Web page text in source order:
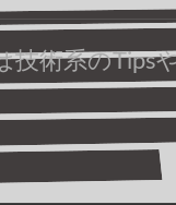
技術系のTips